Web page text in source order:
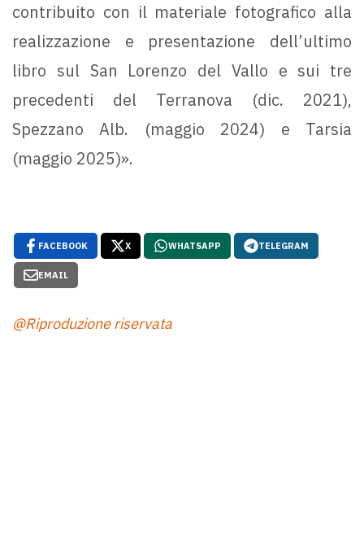
contribuito con il materiale fotografico alla
realizzazione e presentazione dell’ultimo
libro sul San Lorenzo del Vallo e sui tre
precedenti del Terranova (dic. 2021),
Spezzano Alb. (maggio 2024) e Tarsia
(maggio 2025)».
FACEBOOK X WHATSAPP TELEGRAM
EMAIL
@Riproduzione riservata